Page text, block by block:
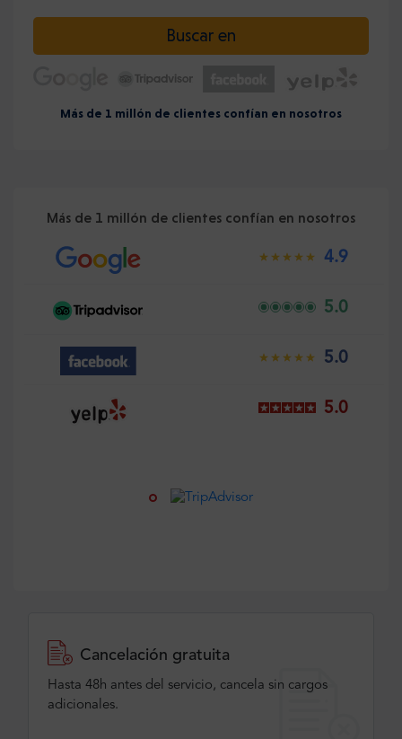
Buscar en
Más de 1 millón de clientes confían en nosotros
Más de 1 millón de clientes confían en nosotros
4.9
5.0
5.0
5.0
Cancelación gratuita
Hasta 48h antes del servicio, cancela sin cargos
adicionales.